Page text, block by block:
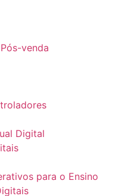
venda
Digital
para o Ensino